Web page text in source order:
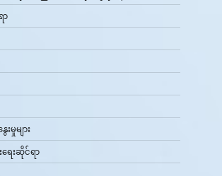
ာ
မှုများ
ရေးဆိုင်ရာ